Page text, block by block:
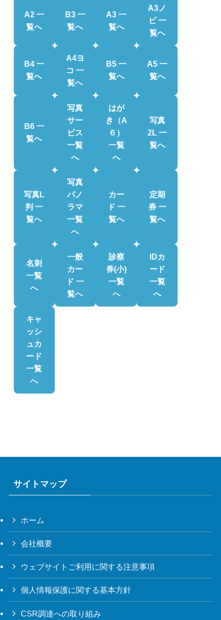
A2 一
覧へ
B3 一
覧へ
A3 一
覧へ
A3ノ
ビ 一
覧へ
B4 一
覧へ
A4ヨ
コ 一
覧へ
B5 一
覧へ
A5 一
覧へ
B6 一
覧へ
写真
サー
ビス
一覧
へ
はが
き（A
６）
一覧
へ
写真
2L 一
覧へ
写真L
判 一
覧へ
写真
パノ
ラマ
一覧
へ
カー
ド 一
覧へ
定期
券 一
覧へ
名刺
一覧
へ
一般
カー
ド 一
覧へ
診察
券(小)
一覧
へ
IDカ
ード
一覧
へ
キャ
ッシ
ュカ
ード
一覧
へ
サイトマップ
ホーム
会社概要
ウェブサイトご利用に関する注意事項
個人情報保護に関する基本方針
CSR調達への取り組み